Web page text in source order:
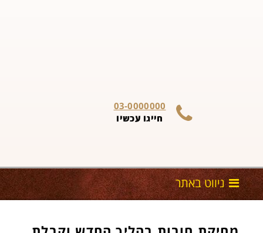
03-0000000
חייגו עכשיו